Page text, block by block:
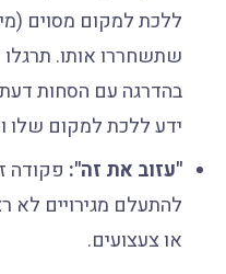
ללכת למקום מסוים
שתשחררו אותו. תרגלו
בהדרגה עם הסחות
ידע ללכת למקום שלו
"עזוב את זה":פקודה
להתעלם מגירויים לא
או צעצועים.